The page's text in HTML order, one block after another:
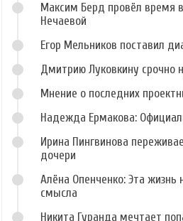
Максим Берд провёл время
Нечаевой
Егор Мельников поставил
Дмитрию Луковкину срочно
Мнение о последних
Надежда Ермакова:
Ирина Пингвинова
дочери
Алёна Опенченко: Эта
смысла
Никита Гуранда мечтает